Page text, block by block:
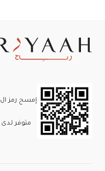
إمسح رمز ال QR لتحميل التطبيق
متوفر لـدى